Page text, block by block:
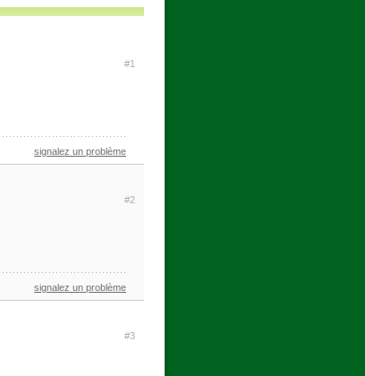
#1
signalez un problème
#2
signalez un problème
#3